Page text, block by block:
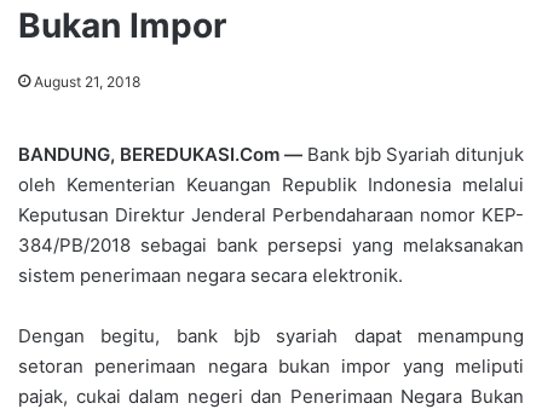
Bukan Impor
August 21, 2018
BANDUNG, BEREDUKASI.Com — Bank bjb Syariah ditunjuk
oleh Kementerian Keuangan Republik Indonesia melalui
Keputusan Direktur Jenderal Perbendaharaan nomor KEP-
384/PB/2018 sebagai bank persepsi yang melaksanakan
sistem penerimaan negara secara elektronik.
Dengan begitu, bank bjb syariah dapat menampung
setoran penerimaan negara bukan impor yang meliputi
pajak, cukai dalam negeri dan Penerimaan Negara Bukan